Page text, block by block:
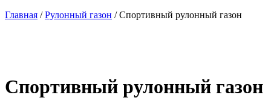
Главная /Рулонный газон / Спортивный рулонный газон
Спортивный рулонный газон